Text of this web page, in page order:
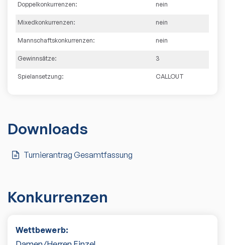
Doppelkonkurrenzen: nein
Mixedkonkurrenzen: nein
Mannschaftskonkurrenzen: nein
Gewinnsätze: 3
Spielansetzung: CALLOUT
Downloads
Turnierantrag Gesamtfassung
Konkurrenzen
Wettbewerb: